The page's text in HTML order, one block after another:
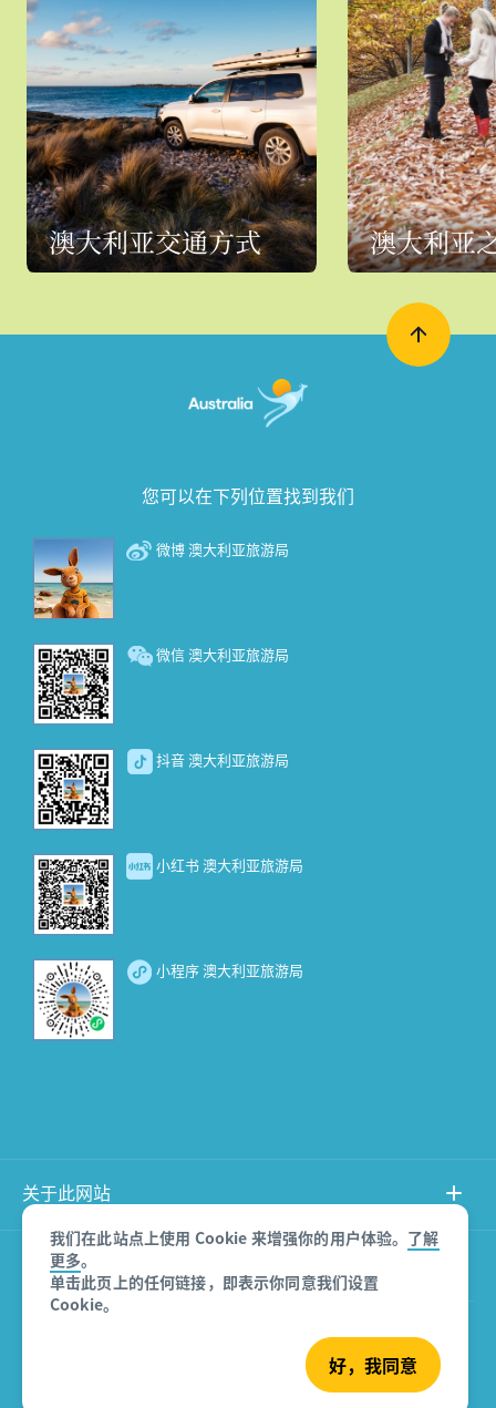
澳大利亚交通方式 澳大利亚
我们在此站点上使用 Cookie 来增强你的用户体验。 了解
更多。
单击此页上的任何链接，即表示你同意我们设置
Cookie。
好，我同意
您可以在下列位置找到我们
微博 澳大利亚旅游局
微信 澳大利亚旅游局
抖音 澳大利亚旅游局
小红书 澳大利亚旅游局
小程序 澳大利亚旅游局
关于此网站
产品免责声明
沪ICP备08007532号-3